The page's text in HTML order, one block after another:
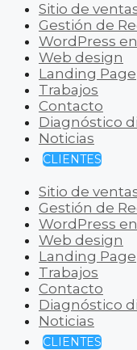
Sitio de
Gestión de
WordPress
Web design
Landing Page
Trabajos
Contacto
Diagnóstico
Noticias
CLIENTES
Sitio de
Gestión de
WordPress
Web design
Landing Page
Trabajos
Contacto
Diagnóstico
Noticias
CLIENTES